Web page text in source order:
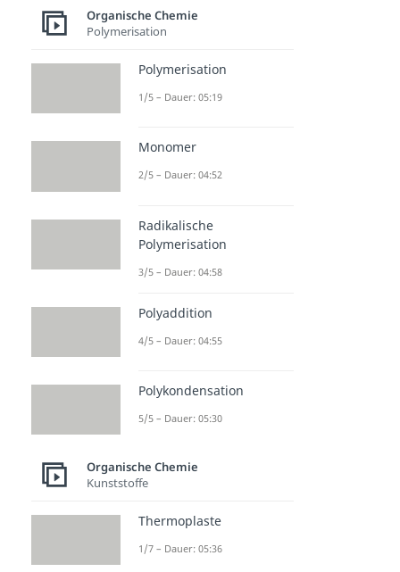
Organische Chemie
Polymerisation
Polymerisation
1/5 – Dauer: 05:19
Monomer
2/5 – Dauer: 04:52
Radikalische
Polymerisation
3/5 – Dauer: 04:58
Polyaddition
4/5 – Dauer: 04:55
Polykondensation
5/5 – Dauer: 05:30
Organische Chemie
Kunststoffe
Thermoplaste
1/7 – Dauer: 05:36